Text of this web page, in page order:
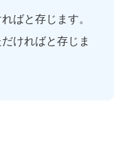
ばと存じます。
ければと存じま